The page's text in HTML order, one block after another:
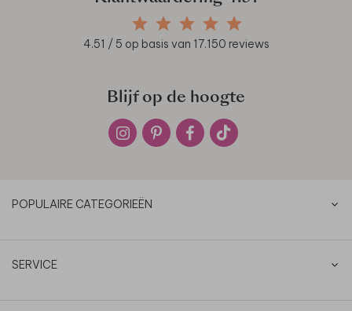
4.51 / 5 op basis van 17.150 reviews
Blijf op de hoogte
POPULAIRE CATEGORIEËN
SERVICE